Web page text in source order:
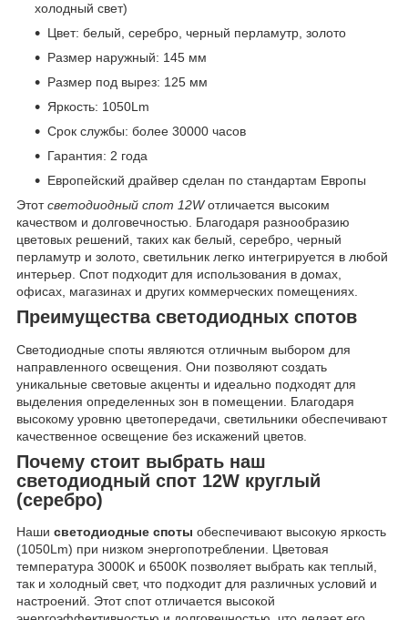
холодный свет)
Цвет: белый, серебро, черный перламутр, золото
Размер наружный: 145 мм
Размер под вырез: 125 мм
Яркость: 1050Lm
Срок службы: более 30000 часов
Гарантия: 2 года
Европейский драйвер сделан по стандартам Европы
Этотсветодиодный спот 12Wотличается высоким
качеством и долговечностью. Благодаря разнообразию
цветовых решений, таких как белый, серебро, черный
перламутр и золото, светильник легко интегрируется в любой
интерьер. Спот подходит для использования в домах,
офисах, магазинах и других коммерческих помещениях.
Преимущества светодиодных спотов
Светодиодные споты являются отличным выбором для
направленного освещения. Они позволяют создать
уникальные световые акценты и идеально подходят для
выделения определенных зон в помещении. Благодаря
высокому уровню цветопередачи, светильники обеспечивают
качественное освещение без искажений цветов.
Почему стоит выбрать наш
светодиодный спот 12W круглый
(серебро)
Наши светодиодные споты обеспечивают высокую яркость
(1050Lm) при низком энергопотреблении. Цветовая
температура 3000K и 6500K позволяет выбрать как теплый,
так и холодный свет, что подходит для различных условий и
настроений. Этот спот отличается высокой